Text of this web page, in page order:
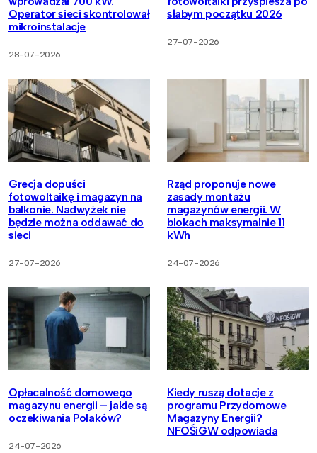
Operator sieci skontrolował
mikroinstalacje
28-07-2026
słabym początku 2026
27-07-2026
Grecja dopuści
fotowoltaikę i magazyn na
balkonie. Nadwyżek nie
będzie można oddawać do
sieci
27-07-2026
Rząd proponuje nowe
zasady montażu
magazynów energii. W
blokach maksymalnie 11
kWh
24-07-2026
Opłacalność domowego
magazynu energii – jakie są
oczekiwania Polaków?
24-07-2026
Kiedy ruszą dotacje z
programu Przydomowe
Magazyny Energii?
NFOŚiGW odpowiada